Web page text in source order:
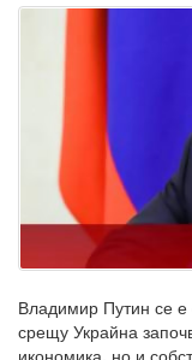
Владимир Путин се е
срещу Украйна